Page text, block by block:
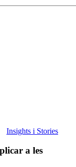
Insights i Stories
a les